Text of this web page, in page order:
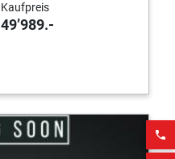
phone
Kaufpreis
49’989.-